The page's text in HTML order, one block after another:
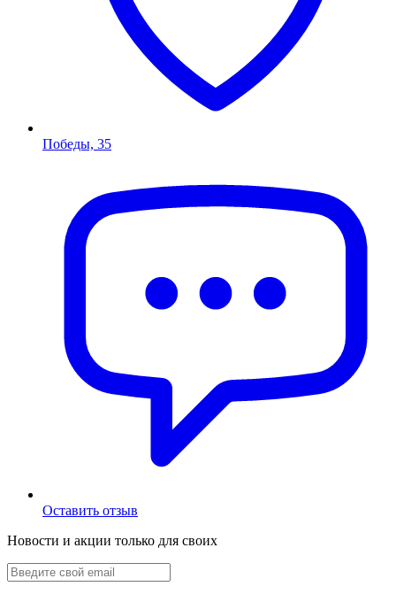
Победы, 35
Оставить отзыв
Новости и акции только для своих